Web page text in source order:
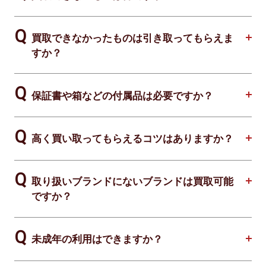
買取できなかったものは引き取ってもらえま
すか？
保証書や箱などの付属品は必要ですか？
高く買い取ってもらえるコツはありますか？
取り扱いブランドにないブランドは買取可能
ですか？
未成年の利用はできますか？